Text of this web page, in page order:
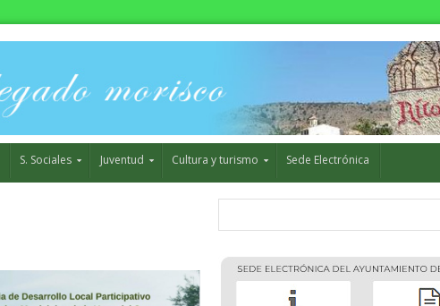
S. Sociales Juventud Cultura y turismo Sede Electrónica